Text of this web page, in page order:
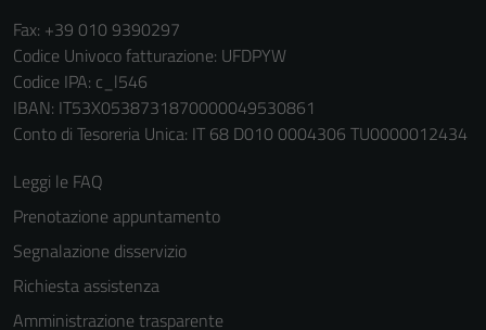
Fax: +39 010 9390297
Codice Univoco fatturazione: UFDPYW
Codice IPA: c_l546
IBAN: IT53X0538731870000049530861
Conto di Tesoreria Unica: IT 68 D010 0004306 TU0000012434
Leggi le FAQ
Prenotazione appuntamento
Segnalazione disservizio
Richiesta assistenza
Amministrazione trasparente